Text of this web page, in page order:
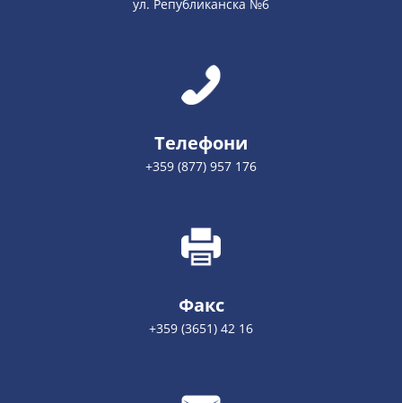
ул. Републиканска №6
Телефони
+359 (877) 957 176
Факс
+359 (3651) 42 16